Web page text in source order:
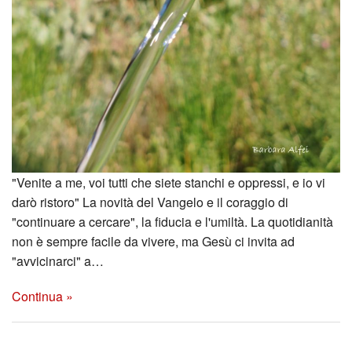
"Venite a me, voi tutti che siete stanchi e oppressi, e io vi
darò ristoro" La novità del Vangelo e il coraggio di
"continuare a cercare", la fiducia e l'umiltà. La quotidianità
non è sempre facile da vivere, ma Gesù ci invita ad
"avvicinarci" a…
Continua »